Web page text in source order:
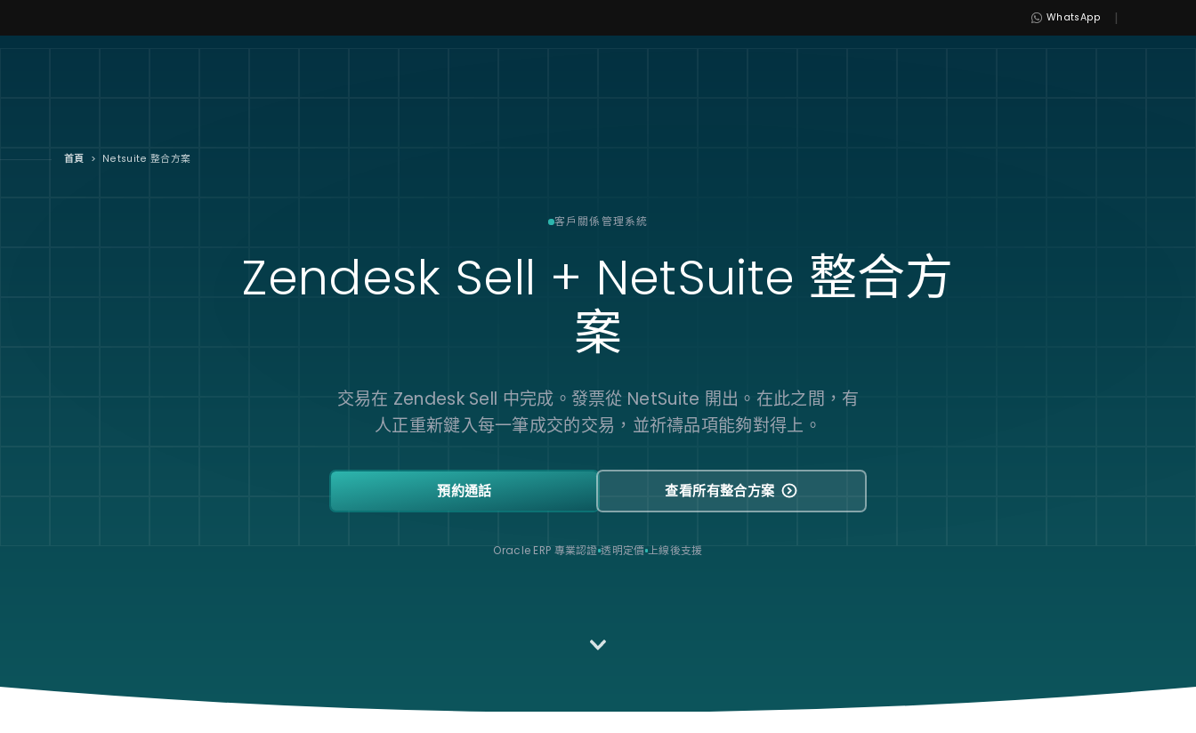
WhatsApp |
首頁 > Netsuite 整合方案
客戶關係管理系統
Zendesk Sell + NetSuite 整合方
案
交易在 Zendesk Sell 中完成。發票從 NetSuite 開出。在此之間，有
人正重新鍵入每一筆成交的交易，並祈禱品項能夠對得上。
預約通話 查看所有整合方案
Oracle ERP 專業認證 透明定價 上線後支援